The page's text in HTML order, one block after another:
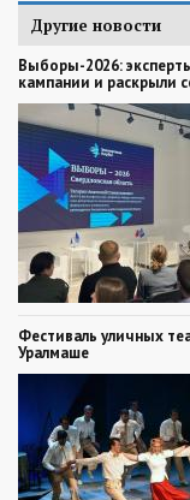
Другие новости
Выборы-2026:
кампании и раскрыли
Фестиваль уличных
Уралмаше